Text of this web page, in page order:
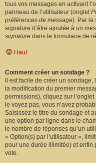
tous vos messages en activant
panneau de l’utilisateur (onglet
préférences de message). Par la
signature d’être ajoutée à un
signature dans le formulaire de
Haut
Comment créer un sondage ?
Il est facile de créer un
la modification du premier
permissions), cliquez sur l’onglet
le voyez pas, vous n’avez
Saisissez le titre du sondage et
une option par ligne dans le
le nombre de réponses qu’un
« Option(s) par l’utilisateur »,
pour une durée illimitée) et enfin
vote.